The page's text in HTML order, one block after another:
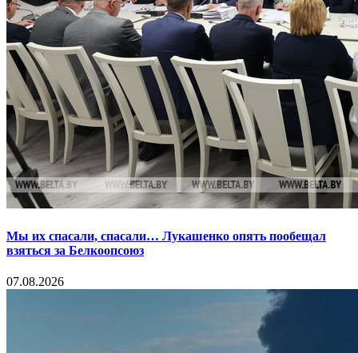
Мы их спасали, спасали… Лукашенко опять пообещал
взяться за Белкоопсоюз
07.08.2026